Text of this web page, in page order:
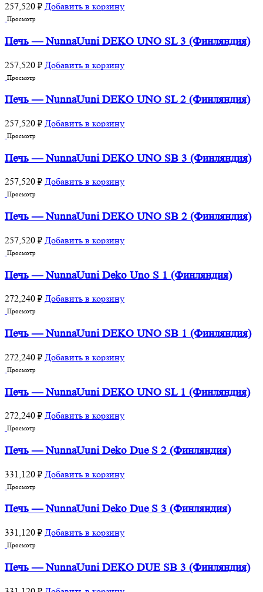
257,520 ₽ Добавить в корзину
Просмотр
Печь — NunnaUuni DEKO UNO SL 3 (Финляндия)
257,520 ₽ Добавить в корзину
Просмотр
Печь — NunnaUuni DEKO UNO SL 2 (Финляндия)
257,520 ₽ Добавить в корзину
Просмотр
Печь — NunnaUuni DEKO UNO SB 3 (Финляндия)
257,520 ₽ Добавить в корзину
Просмотр
Печь — NunnaUuni DEKO UNO SB 2 (Финляндия)
257,520 ₽ Добавить в корзину
Просмотр
Печь — NunnaUuni Deko Uno S 1 (Финляндия)
272,240 ₽ Добавить в корзину
Просмотр
Печь — NunnaUuni DEKO UNO SB 1 (Финляндия)
272,240 ₽ Добавить в корзину
Просмотр
Печь — NunnaUuni DEKO UNO SL 1 (Финляндия)
272,240 ₽ Добавить в корзину
Просмотр
Печь — NunnaUuni Deko Due S 2 (Финляндия)
331,120 ₽ Добавить в корзину
Просмотр
Печь — NunnaUuni Deko Due S 3 (Финляндия)
331,120 ₽ Добавить в корзину
Просмотр
Печь — NunnaUuni DEKO DUE SB 3 (Финляндия)